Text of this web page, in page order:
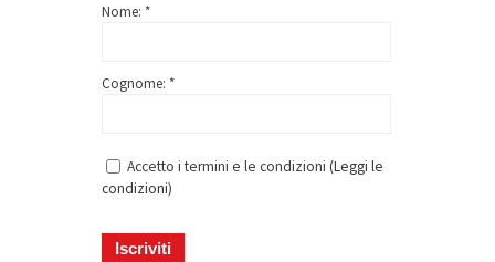
Nome: *
Cognome: *
Accetto i termini e le condizioni (Leggi le
condizioni)